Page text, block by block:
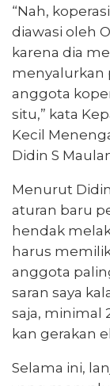
“Nah,
diawasi oleh
karena dia
menyalurkan
anggota
situ,” kata
Kecil
Didin S
Menurut
aturan baru
hendak
harus
anggota
saran saya
saja, minimal
kan gerakan
Selama ini,